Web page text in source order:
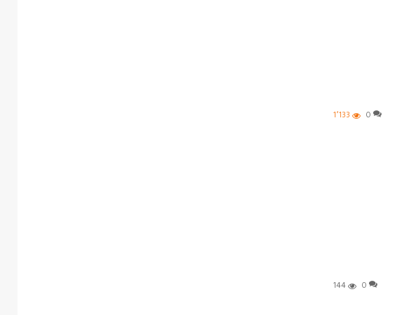
0 1٬133
0
144